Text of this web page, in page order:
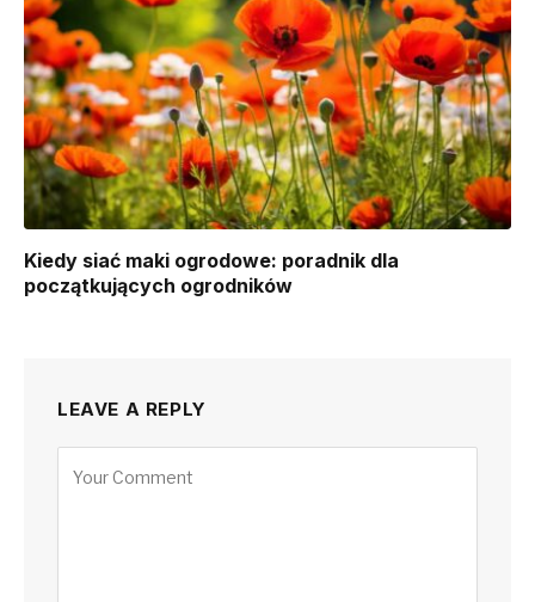
Kiedy siać maki ogrodowe: poradnik dla
początkujących ogrodników
LEAVE A REPLY